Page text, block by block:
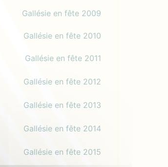
Gallésie en fête 2009
Gallésie en fête 2010
Gallésie en fête 2011
Gallésie en fête 2012
Gallésie en fête 2013
Gallésie en fête 2014
Gallésie en fête 2015